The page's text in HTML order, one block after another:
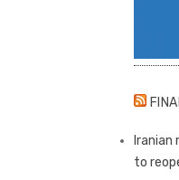
to